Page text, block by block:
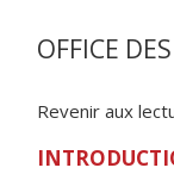
OFFICE
Revenir aux